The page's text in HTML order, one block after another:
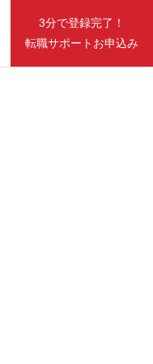
3分で登録完了！
転職サポートお申込み